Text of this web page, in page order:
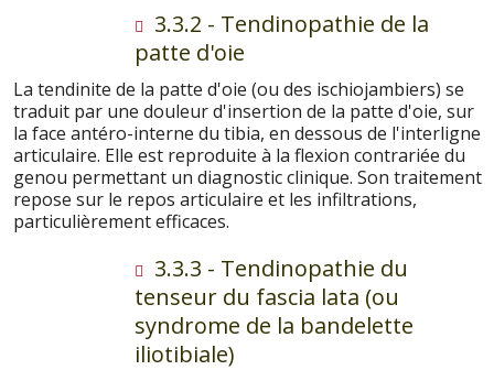
3.3.2 - Tendinopathie de la
patte d'oie
La tendinite de la patte d'oie (ou des ischiojambiers) se
traduit par une douleur d'insertion de la patte d'oie, sur
la face antéro-interne du tibia, en dessous de l'interligne
articulaire. Elle est reproduite à la flexion contrariée du
genou permettant un diagnostic clinique. Son traitement
repose sur le repos articulaire et les infiltrations,
particulièrement efficaces.
3.3.3 - Tendinopathie du
tenseur du fascia lata (ou
syndrome de la bandelette
iliotibiale)